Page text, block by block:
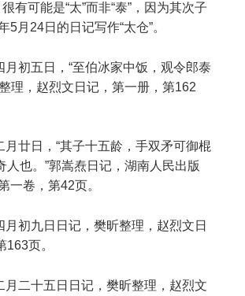
有可能是“太”而非“泰”，因为其次子
5月24日的日记写作“太仓”。
月初五日，“至伯冰家中饭，观令郎泰
理，赵烈文日记，第一册，第162
月廿日，“其子十五龄，手双矛可御棍
人也。”郭嵩焘日记，湖南人民出版
一卷，第42页。
月初九日日记，樊昕整理，赵烈文日
163页。
月二十五日日记，樊昕整理，赵烈文